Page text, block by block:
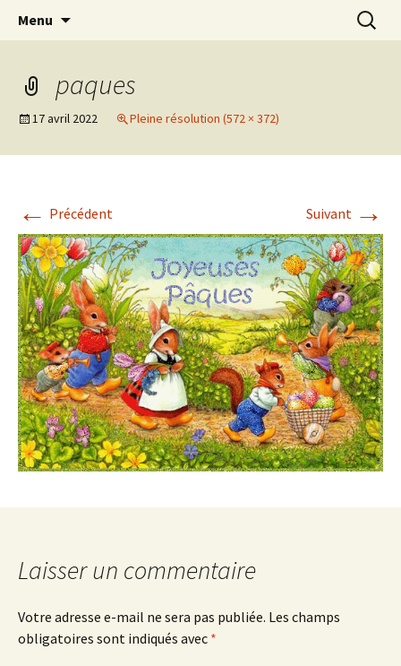
MiaouZdays
Cuisine / Idées Créatives / Petits Bonheurs et
milles autres astuces
Menu
paques
17 avril 2022 Pleine résolution (572 × 372)
← Précédent Suivant →
Laisser un commentaire
Votre adresse e-mail ne sera pas publiée. Les champs
obligatoires sont indiqués avec *